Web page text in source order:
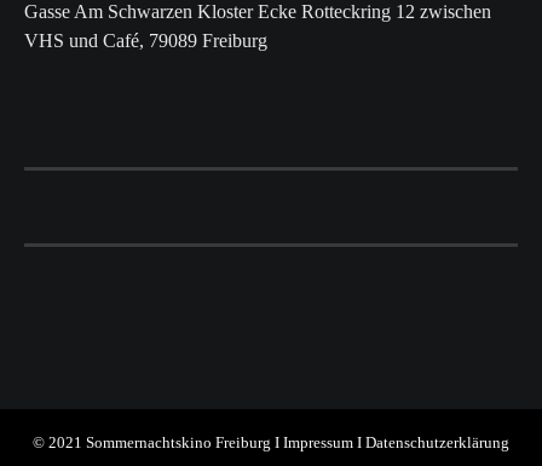
Gasse Am Schwarzen Kloster Ecke Rotteckring 12 zwischen
VHS und Café, 79089 Freiburg
© 2021 Sommernachtskino Freiburg I Impressum I Datenschutzerklärung